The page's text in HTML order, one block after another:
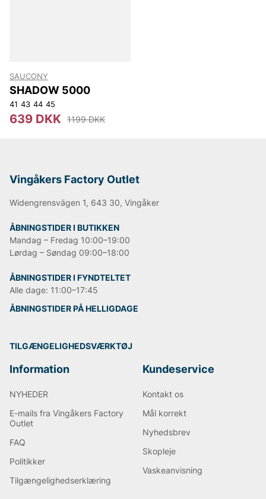
SAUCONY
SHADOW 5000
41 43 44 45
639 DKK 1199 DKK
Vingåkers Factory Outlet
Widengrensvägen 1, 643 30, Vingåker
ÅBNINGSTIDER I BUTIKKEN
Mandag – Fredag 10:00–19:00
Lørdag – Søndag 09:00–18:00
ÅBNINGSTIDER I FYNDTELTET
Alle dage: 11:00–17:45
ÅBNINGSTIDER PÅ HELLIGDAGE
TILGÆNGELIGHEDSVÆRKTØJ
Information
NYHEDER
E-mails fra Vingåkers Factory
Outlet
FAQ
Politikker
Tilgængelighedserklæring
Kundeservice
Kontakt os
Mål korrekt
Nyhedsbrev
Skopleje
Vaskeanvisning